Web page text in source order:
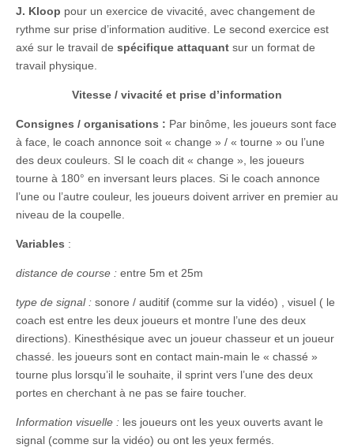
J. Kloop pour un exercice de vivacité, avec changement de
rythme sur prise d’information auditive. Le second exercice est
axé sur le travail de spécifique attaquant sur un format de
travail physique.
Vitesse / vivacité et prise d’information
Consignes / organisations : Par binôme, les joueurs sont face
à face, le coach annonce soit « change » / « tourne » ou l’une
des deux couleurs. SI le coach dit « change », les joueurs
tourne à 180° en inversant leurs places. Si le coach annonce
l’une ou l’autre couleur, les joueurs doivent arriver en premier au
niveau de la coupelle.
Variables :
distance de course : entre 5m et 25m
type de signal : sonore / auditif (comme sur la vidéo) , visuel ( le
coach est entre les deux joueurs et montre l’une des deux
directions). Kinesthésique avec un joueur chasseur et un joueur
chassé. les joueurs sont en contact main-main le « chassé »
tourne plus lorsqu’il le souhaite, il sprint vers l’une des deux
portes en cherchant à ne pas se faire toucher.
Information visuelle : les joueurs ont les yeux ouverts avant le
signal (comme sur la vidéo) ou ont les yeux fermés.